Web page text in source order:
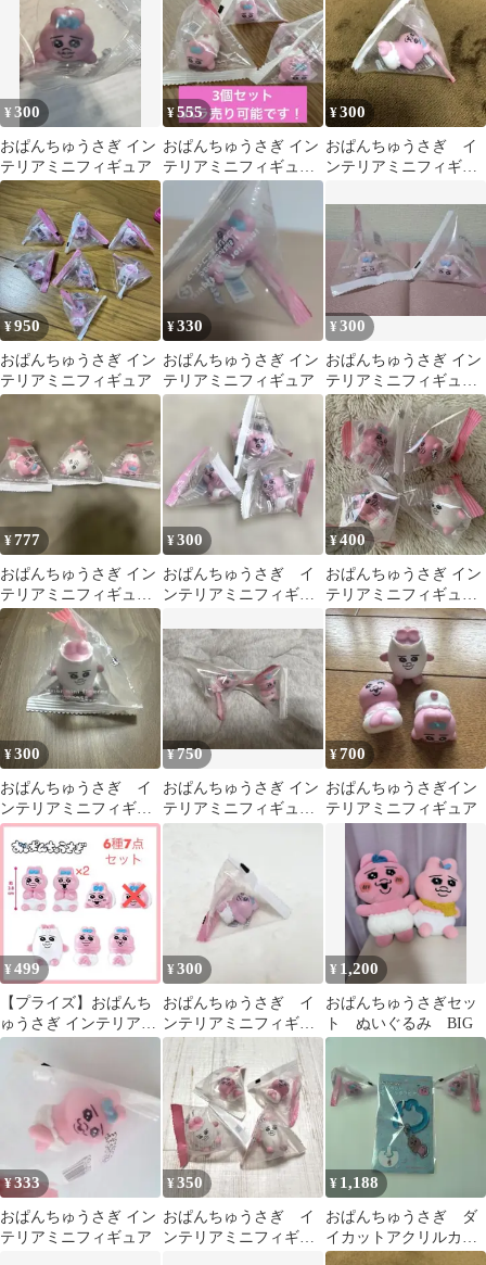
¥300
おぱんちゅうさぎ イン
テリアミニフィギュア
¥555
おぱんちゅうさぎ イン
テリアミニフィギュ
ア 3個セット
¥300
おぱんちゅうさぎ イ
ンテリアミニフィギュ
け
¥950
おぱんちゅうさぎ イン
テリアミニフィギュア
¥330
おぱんちゅうさぎ イン
テリアミニフィギュア
¥300
おぱんちゅうさぎ イン
テリアミニフィギュア
2点
¥777
おぱんちゅうさぎ イン
テリアミニフィギュア
セット売り 新品未使用
¥300
おぱんちゅうさぎ イ
ンテリアミニフィギュ
¥400
おぱんちゅうさぎ イン
テリアミニフィギュア
4個セット
¥300
おぱんちゅうさぎ イ
ンテリアミニフィギュ
ア
¥750
おぱんちゅうさぎ イン
テリアミニフィギュア
2種セット
¥700
おぱんちゅうさぎイン
テリアミニフィギュア
¥ 499
【プライズ】おぱんち
ゅうさぎ インテリアミ
ニフィギュア 6種7点セ
¥300
おぱんちゅうさぎ イ
ンテリアミニフィギュ
ア あおむけ なみだ
¥ 1,200
おぱんちゅうさぎセッ
ト ぬいぐるみ BIG
¥333
おぱんちゅうさぎ イン
テリアミニフィギュア
¥350
おぱんちゅうさぎ イ
ンテリアミニフィギュ
¥ 1,188
おぱんちゅうさぎ ダ
イカットアクリルカラ
ビナ1種 インテリアミ